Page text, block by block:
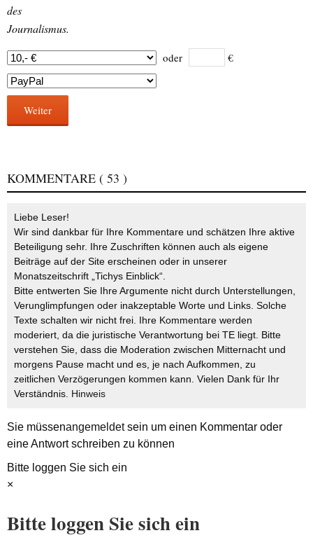
des
Journalismus.
oder €
Weiter
KOMMENTARE ( 53 )
Liebe Leser!
Wir sind dankbar für Ihre Kommentare und schätzen Ihre aktive
Beteiligung sehr. Ihre Zuschriften können auch als eigene
Beiträge auf der Site erscheinen oder in unserer
Monatszeitschrift „Tichys Einblick“.
Bitte entwerten Sie Ihre Argumente nicht durch Unterstellungen,
Verunglimpfungen oder inakzeptable Worte und Links. Solche
Texte schalten wir nicht frei. Ihre Kommentare werden
moderiert, da die juristische Verantwortung bei TE liegt. Bitte
verstehen Sie, dass die Moderation zwischen Mitternacht und
morgens Pause macht und es, je nach Aufkommen, zu
zeitlichen Verzögerungen kommen kann. Vielen Dank für Ihr
Verständnis. Hinweis
Sie müssenangemeldetsein um einen Kommentar oder
eine Antwort schreiben zu können
Bitte loggen Sie sich ein
×
Bitte loggen Sie sich ein